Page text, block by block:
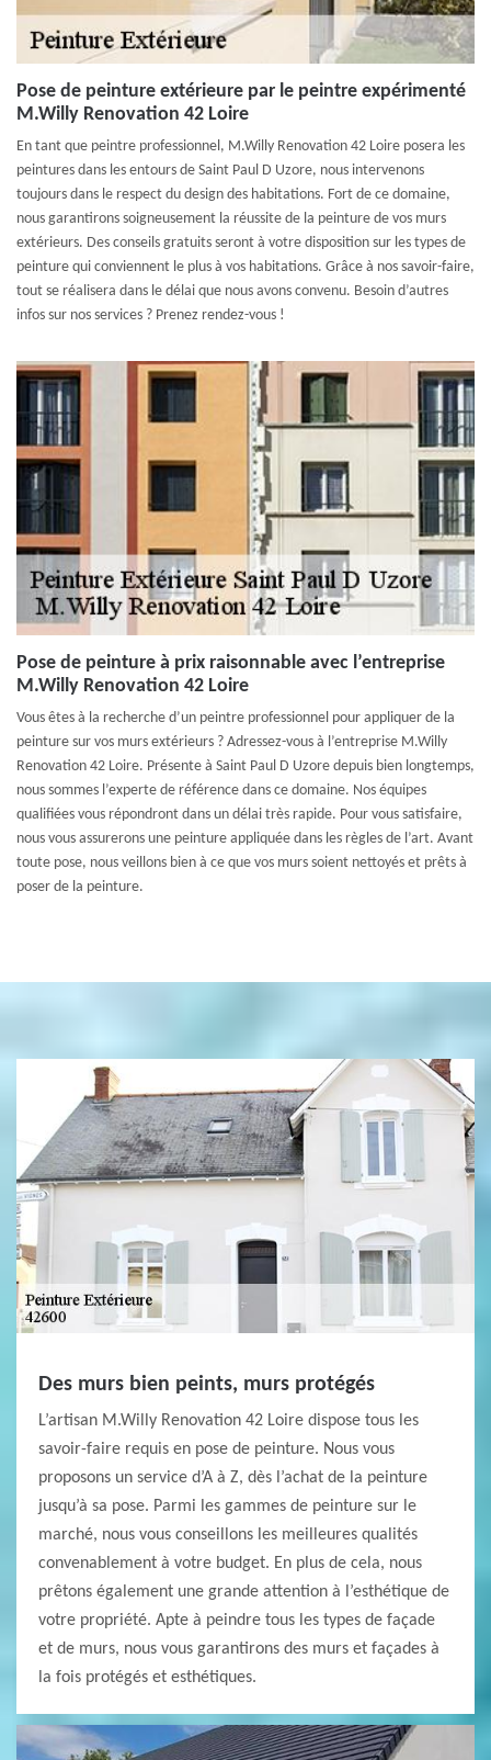
Pose de peinture extérieure par le peintre expérimenté
M.Willy Renovation 42 Loire
En tant que peintre professionnel, M.Willy Renovation 42 Loire posera les
peintures dans les entours de Saint Paul D Uzore, nous intervenons
toujours dans le respect du design des habitations. Fort de ce domaine,
nous garantirons soigneusement la réussite de la peinture de vos murs
extérieurs. Des conseils gratuits seront à votre disposition sur les types de
peinture qui conviennent le plus à vos habitations. Grâce à nos savoir-faire,
tout se réalisera dans le délai que nous avons convenu. Besoin d’autres
infos sur nos services ? Prenez rendez-vous !
Pose de peinture à prix raisonnable avec l’entreprise
M.Willy Renovation 42 Loire
Vous êtes à la recherche d’un peintre professionnel pour appliquer de la
peinture sur vos murs extérieurs ? Adressez-vous à l’entreprise M.Willy
Renovation 42 Loire. Présente à Saint Paul D Uzore depuis bien longtemps,
nous sommes l’experte de référence dans ce domaine. Nos équipes
qualifiées vous répondront dans un délai très rapide. Pour vous satisfaire,
nous vous assurerons une peinture appliquée dans les règles de l’art. Avant
toute pose, nous veillons bien à ce que vos murs soient nettoyés et prêts à
poser de la peinture.
Des murs bien peints, murs protégés
L’artisan M.Willy Renovation 42 Loire dispose tous les
savoir-faire requis en pose de peinture. Nous vous
proposons un service d’A à Z, dès l’achat de la peinture
jusqu’à sa pose. Parmi les gammes de peinture sur le
marché, nous vous conseillons les meilleures qualités
convenablement à votre budget. En plus de cela, nous
prêtons également une grande attention à l’esthétique de
votre propriété. Apte à peindre tous les types de façade
et de murs, nous vous garantirons des murs et façades à
la fois protégés et esthétiques.